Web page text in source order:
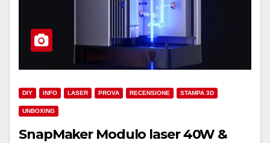
DIY INFO LASER PROVA RECENSIONE STAMPA 3D
UNBOXING
SnapMaker Modulo laser 40W &